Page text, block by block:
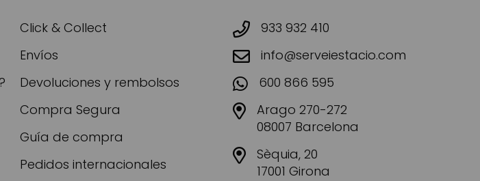
Click & Collect
Envíos
Devoluciones y rembolsos
Compra Segura
Guía de compra
Pedidos internacionales
933 932 410
info@serveiestacio.com
600 866 595
Arago 270-272
08007 Barcelona
Sèquia, 20
17001 Girona